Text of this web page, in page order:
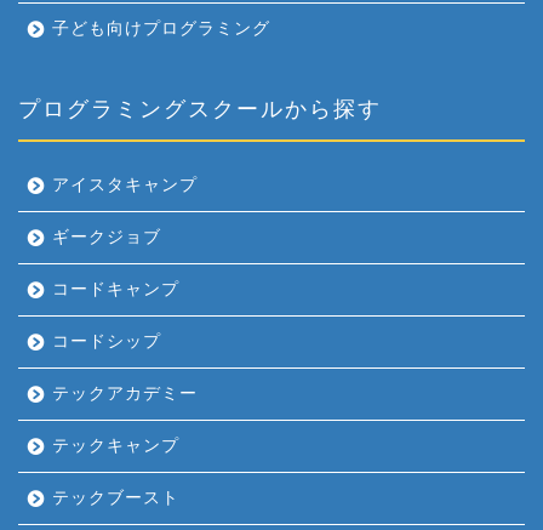
子ども向けプログラミング
プログラミングスクールから探す
アイスタキャンプ
ギークジョブ
コードキャンプ
コードシップ
テックアカデミー
テックキャンプ
テックブースト